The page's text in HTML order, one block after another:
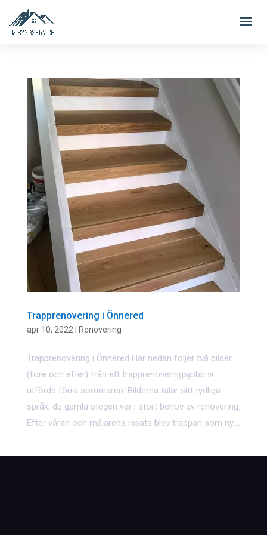
Trapprenovering i Önnered
apr 10, 2022| Renovering
Trapprenovering i Önnered Här nedan följer två bilder
(före och efter) från ett trapprenoveringsjobb vi
utförde förra sommaren. Bilderna talar sitt tydliga
språk, de gamla stegen var i stort behov av renovering.
Efter våran och målarens insats blev trappan som ny....